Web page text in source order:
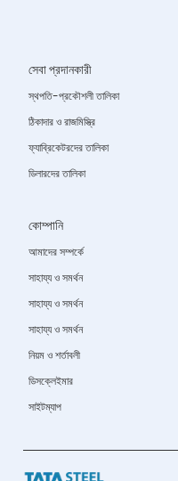
সেবা প্রদানকারী
স্থপতি-প্রকৌশলী তালিকা
ঠিকাদার ও রাজমিস্ত্রি
ফ্যাব্রিকেটরদের তালিকা
ডিলারদের তালিকা
কোম্পানি
আমাদের সম্পর্কে
সাহায্য ও সমর্থন
সাহায্য ও সমর্থন
সাহায্য ও সমর্থন
নিয়ম ও শর্তাবলী
ডিসক্লেইমার
সাইটম্যাপ